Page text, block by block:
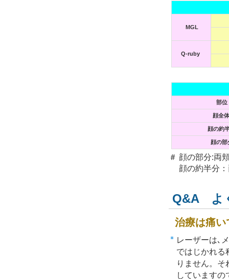
MGL
Q-ruby
部位
顔全体
顔の約
顔の部
＃ 顔の部分:両
顔の約半分：
Q&A よ
治療は痛い
レーザーは､
ではじかれる
りません。
していますの